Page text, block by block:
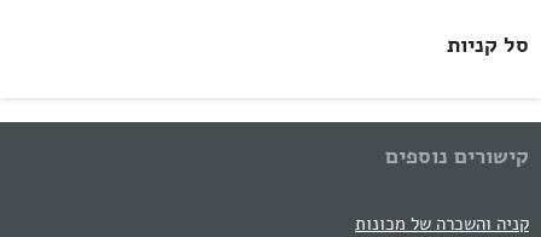
סל קניות
קישורים נוספים
קניה והשכרה של מכונות